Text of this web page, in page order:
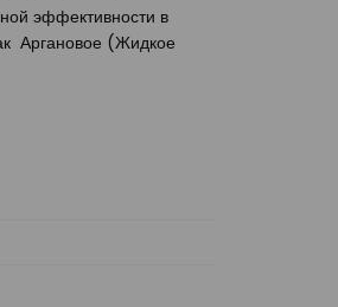
эффективности в
Аргановое (Жидкое